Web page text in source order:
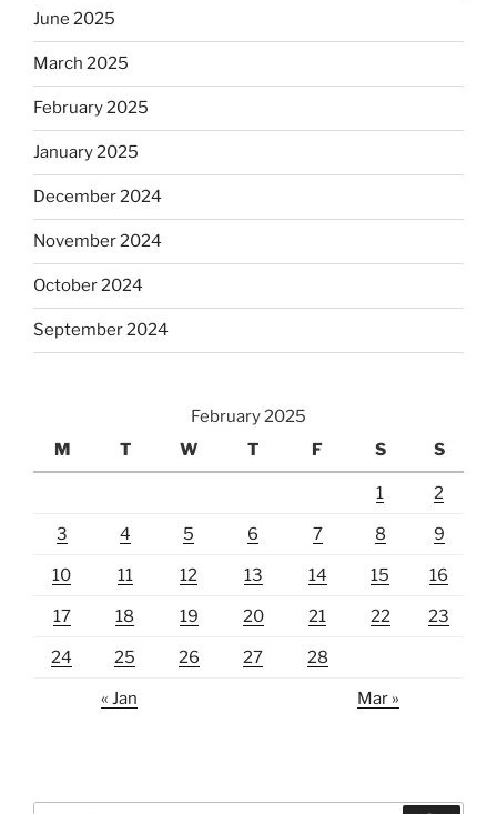
June 2025
March 2025
February 2025
January 2025
December 2024
November 2024
October 2024
September 2024
February 2025
M
T W T F S S
1 2
3 4 5 6 7 8 9
10 11 12 13 14 15 16
17 18 19 20 21 22 23
24 25 26 27 28
« Jan Mar »